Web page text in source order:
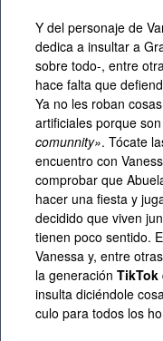
Y del personaje de
dedica a insultar a
sobre todo-, entre
hace falta que
Ya no les roban
artificiales porque
comunnity». Tócate
encuentro con
comprobar que
hacer una fiesta y
decidido que viven
tienen poco sentido.
Vanessa y, entre
la generación TikTok
insulta diciéndole
culo para todos los